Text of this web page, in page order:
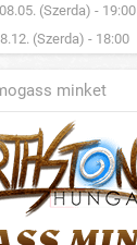
08.05. (Szerda) - 19:00
(Szerda) - 18:00
minket